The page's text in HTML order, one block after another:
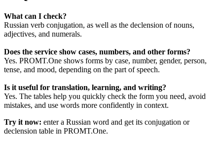
What can I check?
Russian verb conjugation, as well as the declension of nouns,
adjectives, and numerals.
Does the service show cases, numbers, and other forms?
Yes. PROMT.One shows forms by case, number, gender, person,
tense, and mood, depending on the part of speech.
Is it useful for translation, learning, and writing?
Yes. The tables help you quickly check the form you need, avoid
mistakes, and use words more confidently in context.
Try it now: enter a Russian word and get its conjugation or
declension table in PROMT.One.